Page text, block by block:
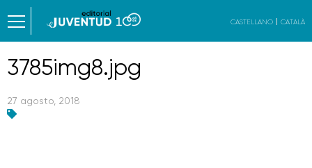
CASTELLANO CATALÀ
3785img8.jpg
27 agosto, 2018